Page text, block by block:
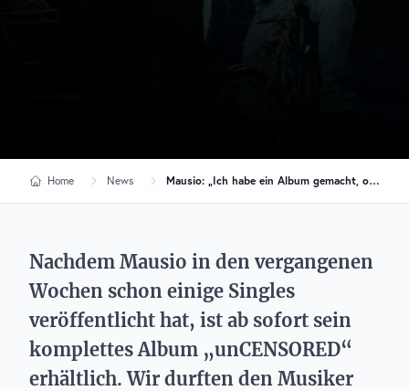
Home News Mausio: „Ich habe ein Album gemacht, ohne dass ich wusste, dass ich ein Album mache“
Nachdem Mausio in den vergangenen
Wochen schon einige Singles
veröffentlicht hat, ist ab sofort sein
komplettes Album „unCENSORED“
erhältlich. Wir durften den Musiker